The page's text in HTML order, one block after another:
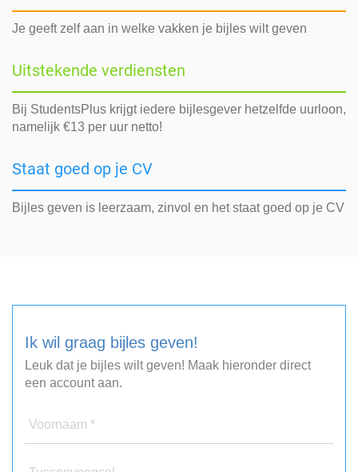
Je geeft zelf aan in welke vakken je bijles wilt geven
Uitstekende verdiensten
Bij StudentsPlus krijgt iedere bijlesgever hetzelfde uurloon,
namelijk €13 per uur netto!
Staat goed op je CV
Bijles geven is leerzaam, zinvol en het staat goed op je CV
Ik wil graag bijles geven!
Leuk dat je bijles wilt geven! Maak hieronder direct
een account aan.
Voornaam *